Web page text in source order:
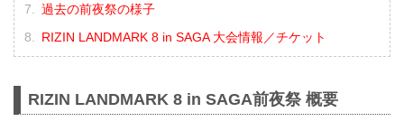
過去の前夜祭の様子
RIZIN LANDMARK 8 in SAGA 大会情報／チケット
RIZIN LANDMARK 8 in SAGA前夜祭 概要